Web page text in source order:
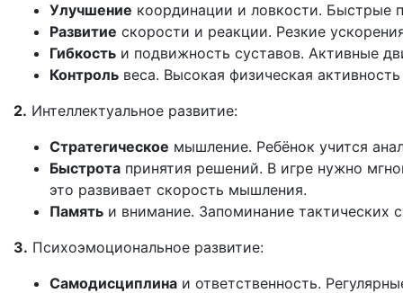
Улучшение координации и ловкости. Быстрые
Развитие скорости и реакции. Резкие
Гибкость и подвижность суставов. Активные
Контроль веса. Высокая физическая активность
2. Интеллектуальное развитие:
Стратегическое мышление. Ребёнок учится
Быстрота принятия решений. В игре нужно
это развивает скорость мышления.
Память и внимание. Запоминание тактических
3. Психоэмоциональное развитие:
Самодисциплина и ответственность.